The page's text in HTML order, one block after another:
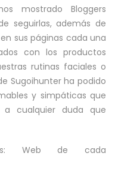
mostrado Bloggers
seguirlas, además de
sus páginas cada una
con los productos
rutinas faciales o
Sugoihunter ha podido
y simpáticas que
a cualquier duda que
Web de cada